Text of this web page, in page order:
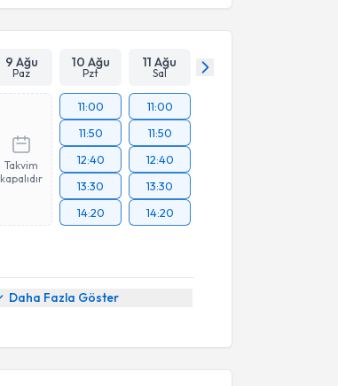
9 Ağu
Paz
10 Ağu
Pzt
11 Ağu
Sal
Takvim
kapalıdır
11:00
11:50
12:40
13:30
14:20
11:00
11:50
12:40
13:30
14:20
Daha Fazla Göster